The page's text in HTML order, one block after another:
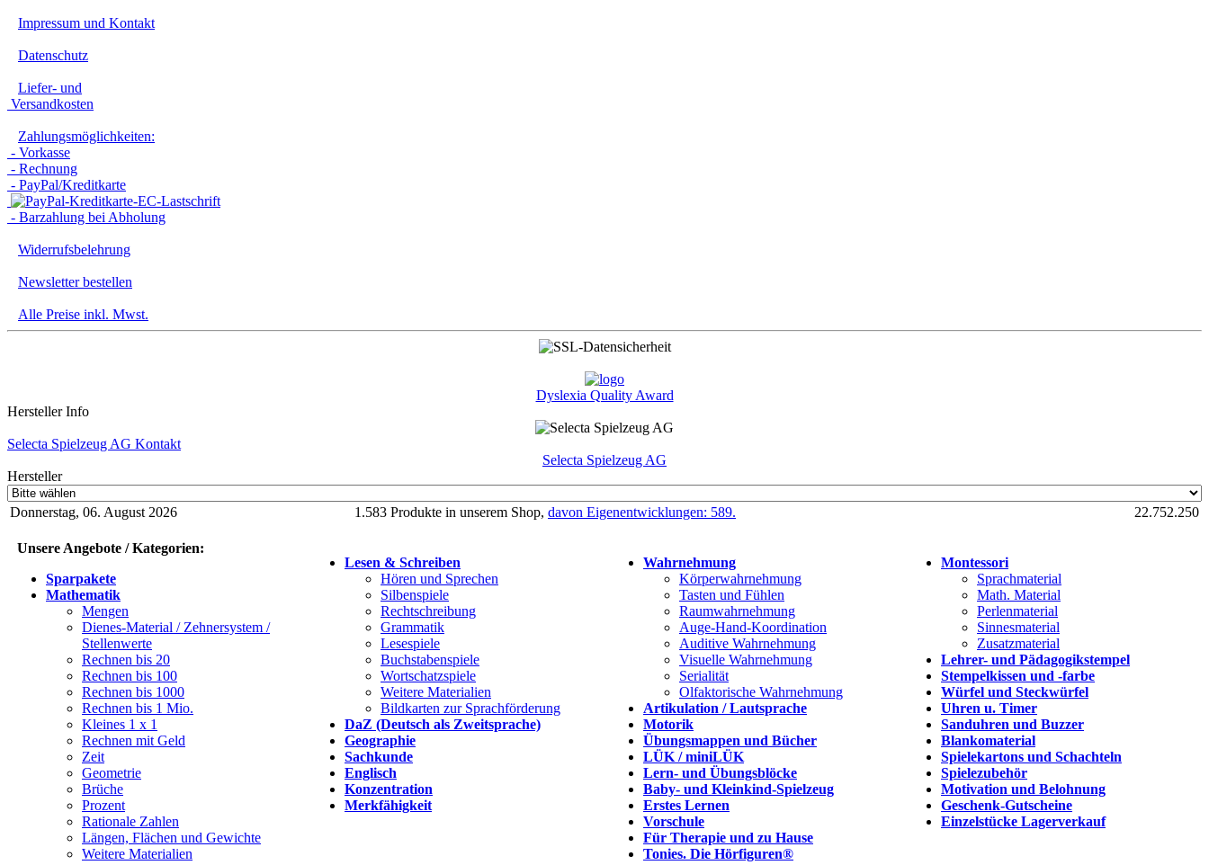
Impressum und Kontakt
Datenschutz
Liefer- und
Versandkosten
Zahlungsmöglichkeiten:
- Vorkasse
- Rechnung
- PayPal/Kreditkarte
- Barzahlung bei Abholung
Widerrufsbelehrung
Newsletter bestellen
Alle Preise inkl. Mwst.
Dyslexia Quality Award
Hersteller Info
Selecta Spielzeug AG Kontakt
Selecta Spielzeug AG
Hersteller
Donnerstag, 06. August 2026 1.583 Produkte in unserem Shop, davon Eigenentwicklungen: 589. 22.752.250
Unsere Angebote / Kategorien:
Sparpakete
Mathematik
Mengen
Dienes-Material / Zehnersystem /
Stellenwerte
Rechnen bis 20
Rechnen bis 100
Rechnen bis 1000
Rechnen bis 1 Mio.
Kleines 1 x 1
Rechnen mit Geld
Zeit
Geometrie
Brüche
Prozent
Rationale Zahlen
Längen, Flächen und Gewichte
Weitere Materialien
Lesen & Schreiben
Hören und Sprechen
Silbenspiele
Rechtschreibung
Grammatik
Lesespiele
Buchstabenspiele
Wortschatzspiele
Weitere Materialien
Bildkarten zur Sprachförderung
DaZ (Deutsch als Zweitsprache)
Geographie
Sachkunde
Englisch
Konzentration
Merkfähigkeit
Wahrnehmung
Körperwahrnehmung
Tasten und Fühlen
Raumwahrnehmung
Auge-Hand-Koordination
Auditive Wahrnehmung
Visuelle Wahrnehmung
Serialität
Olfaktorische Wahrnehmung
Artikulation / Lautsprache
Motorik
Übungsmappen und Bücher
LÜK / miniLÜK
Lern- und Übungsblöcke
Baby- und Kleinkind-Spielzeug
Erstes Lernen
Vorschule
Für Therapie und zu Hause
Tonies. Die Hörfiguren®
Montessori
Sprachmaterial
Math. Material
Perlenmaterial
Sinnesmaterial
Zusatzmaterial
Lehrer- und Pädagogikstempel
Stempelkissen und -farbe
Würfel und Steckwürfel
Uhren u. Timer
Sanduhren und Buzzer
Blankomaterial
Spielekartons und Schachteln
Spielezubehör
Motivation und Belohnung
Geschenk-Gutscheine
Einzelstücke Lagerverkauf